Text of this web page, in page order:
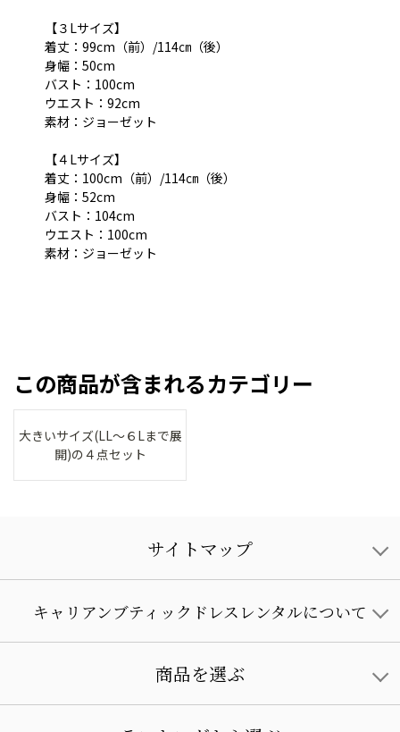
【３Lサイズ】
着丈：99cm（前）/114㎝（後）
身幅：50cm
バスト：100cm
ウエスト：92cm
素材：ジョーゼット
【４Lサイズ】
着丈：100cm（前）/114㎝（後）
身幅：52cm
バスト：104cm
ウエスト：100cm
素材：ジョーゼット
この商品が含まれるカテゴリー
大きいサイズ(LL～６Lまで展
開)の４点セット
サイトマップ
キャリアンブティックドレスレンタルについて
商品を選ぶ